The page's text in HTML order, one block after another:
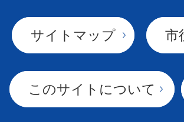
サイトマップ 市
このサイトについて